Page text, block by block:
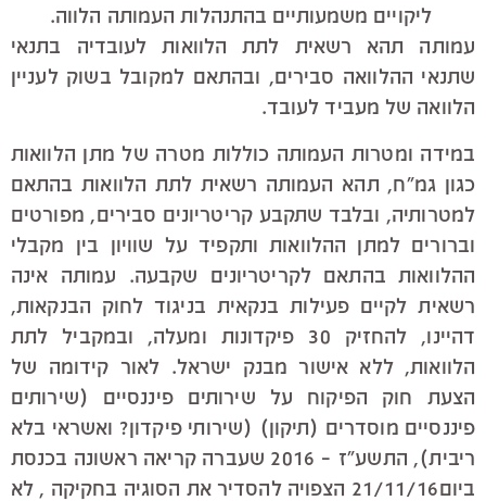
ליקויים משמעותיים בהתנהלות העמותה הלווה.
עמותה תהא רשאית לתת הלוואות לעובדיה בתנאי
שתנאי ההלוואה סבירים, ובהתאם למקובל בשוק לעניין
הלוואה של מעביד לעובד.
במידה ומטרות העמותה כוללות מטרה של מתן הלוואות
כגון גמ"ח, תהא העמותה רשאית לתת הלוואות בהתאם
למטרותיה, ובלבד שתקבע קריטריונים סבירים, מפורטים
וברורים למתן ההלוואות ותקפיד על שוויון בין מקבלי
ההלוואות בהתאם לקריטריונים שקבעה. עמותה אינה
רשאית לקיים פעילות בנקאית בניגוד לחוק הבנקאות,
דהיינו, להחזיק 30 פיקדונות ומעלה, ובמקביל לתת
הלוואות, ללא אישור מבנק ישראל. לאור קידומה של
הצעת חוק הפיקוח על שירותים פיננסיים (שירותים
פיננסיים מוסדרים (תיקון) (שירותי פיקדון? ואשראי בלא
ריבית), התשע"ז – 2016 שעברה קריאה ראשונה בכנסת
ביום21/11/16 הצפויה להסדיר את הסוגיה בחקיקה , לא